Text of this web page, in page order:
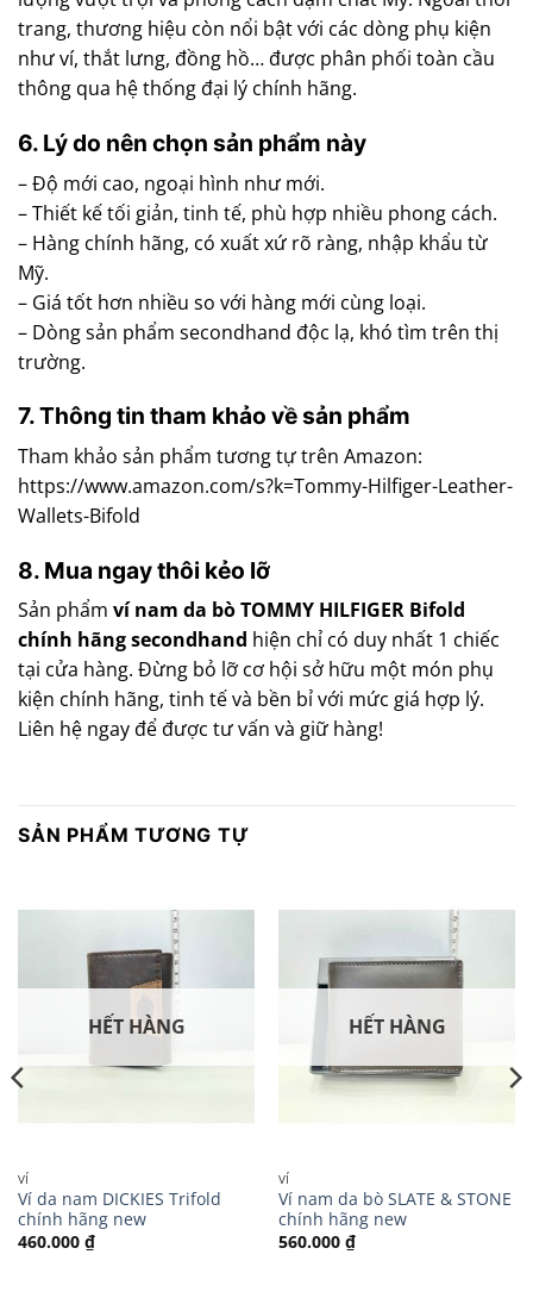
trang, thương hiệu còn nổi bật với các dòng phụ kiện
như ví, thắt lưng, đồng hồ… được phân phối toàn cầu
thông qua hệ thống đại lý chính hãng.
6. Lý do nên chọn sản phẩm này
– Độ mới cao, ngoại hình như mới.
– Thiết kế tối giản, tinh tế, phù hợp nhiều phong cách.
– Hàng chính hãng, có xuất xứ rõ ràng, nhập khẩu từ
Mỹ.
– Giá tốt hơn nhiều so với hàng mới cùng loại.
– Dòng sản phẩm secondhand độc lạ, khó tìm trên thị
trường.
7. Thông tin tham khảo về sản phẩm
Tham khảo sản phẩm tương tự trên Amazon:
https://www.amazon.com/s?k=Tommy-Hilfiger-Leather-
Wallets-Bifold
8. Mua ngay thôi kẻo lỡ
Sản phẩm ví nam da bò TOMMY HILFIGER Bifold
chính hãng secondhand hiện chỉ có duy nhất 1 chiếc
tại cửa hàng. Đừng bỏ lỡ cơ hội sở hữu một món phụ
kiện chính hãng, tinh tế và bền bỉ với mức giá hợp lý.
Liên hệ ngay để được tư vấn và giữ hàng!
SẢN PHẨM TƯƠNG TỰ
HẾT HÀNG
VÍ
Ví da nam DICKIES Trifold
chính hãng new
460.000 ₫
HẾT HÀNG
VÍ
Ví nam da bò SLATE & STONE
chính hãng new
560.000 ₫